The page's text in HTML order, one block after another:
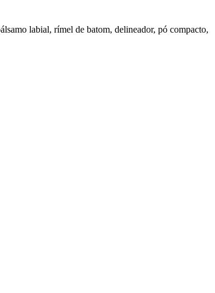
labial, rímel de batom, delineador, pó compacto,